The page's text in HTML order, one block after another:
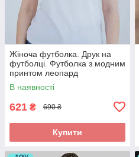
Жіноча футболка. Друк на
футболці. Футболка з модним
принтом леопард
В наявності
621 ₴ 690 ₴
Купити